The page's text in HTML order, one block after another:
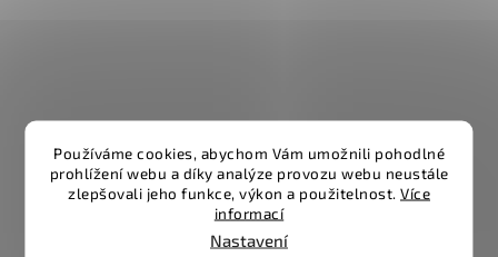
Používáme cookies, abychom Vám umožnili pohodlné
prohlížení webu a díky analýze provozu webu neustále
zlepšovali jeho funkce, výkon a použitelnost. Více
informací
Nastavení